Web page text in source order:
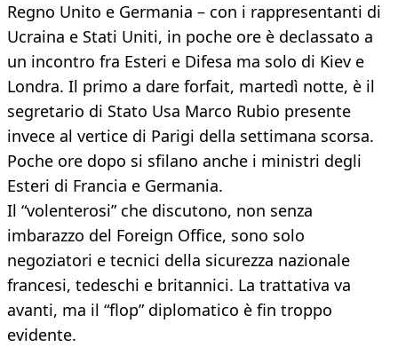
Regno Unito e Germania – con i rappresentanti di
Ucraina e Stati Uniti, in poche ore è declassato a
un incontro fra Esteri e Difesa ma solo di Kiev e
Londra. Il primo a dare forfait, martedì notte, è il
segretario di Stato Usa Marco Rubio presente
invece al vertice di Parigi della settimana scorsa.
Poche ore dopo si sfilano anche i ministri degli
Esteri di Francia e Germania.
Il “volenterosi” che discutono, non senza
imbarazzo del Foreign Office, sono solo
negoziatori e tecnici della sicurezza nazionale
francesi, tedeschi e britannici. La trattativa va
avanti, ma il “flop” diplomatico è fin troppo
evidente.